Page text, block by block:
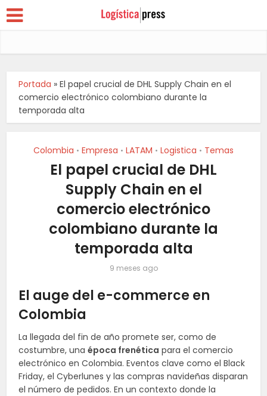
Portada »El papel crucial de DHL Supply Chain en el
comercio electrónico colombiano durante la
temporada alta
Colombia • Empresa • LATAM • Logistica • Temas
El papel crucial de DHL
Supply Chain en el
comercio electrónico
colombiano durante la
temporada alta
9 meses ago
El auge del e-commerce en
Colombia
La llegada del fin de año promete ser, como de
costumbre, unaépoca frenética para el comercio
electrónico en Colombia. Eventos clave como el Black
Friday, el Cyberlunes y las compras navideñas disparan
el número de pedidos. En un contexto donde la